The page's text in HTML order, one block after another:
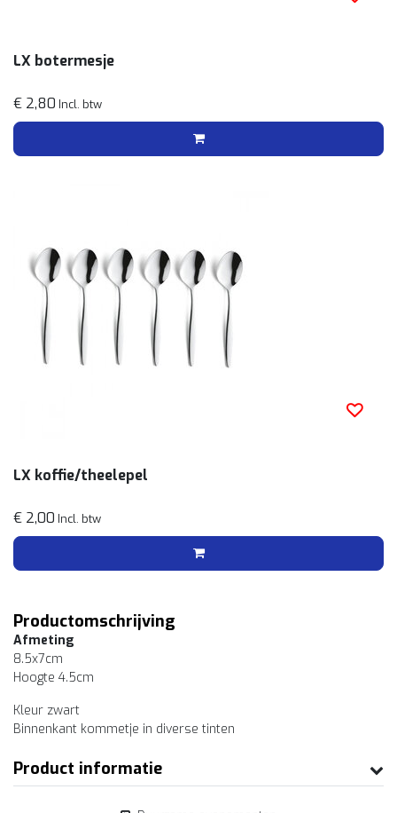
LX botermesje
€ 2,80 Incl. btw
LX koffie/theelepel
€ 2,00 Incl. btw
Productomschrijving
Afmeting
8.5x7cm
Hoogte 4.5cm
Kleur zwart
Binnenkant kommetje in diverse tinten
Product informatie